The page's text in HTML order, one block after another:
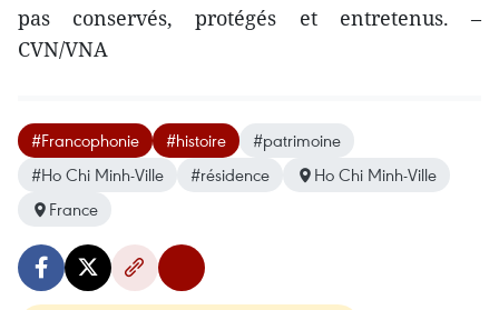
pas conservés, protégés et entretenus. –
CVN/VNA
#Francophonie #histoire
#patrimoine
#Ho Chi Minh-Ville
#résidence
Ho Chi Minh-Ville
France